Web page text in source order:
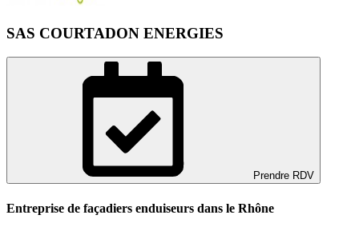
SAS COURTADON ENERGIES
Prendre RDV
Entreprise de façadiers enduiseurs dans le Rhône